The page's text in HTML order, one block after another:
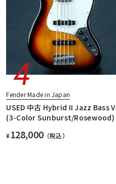
Fender Made in Japan
USED 中古 Hybrid II Jazz Bass V
(3-Color Sunburst/Rosewood)
¥128,000 （税込）